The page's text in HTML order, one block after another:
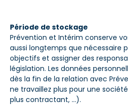
Période de stockage
Prévention et Intérim conserve
aussi longtemps que nécessaire
objectifs et assigner des
législation. Les données
dès la fin de la relation avec
ne travaillez plus pour une
plus contractant, …).